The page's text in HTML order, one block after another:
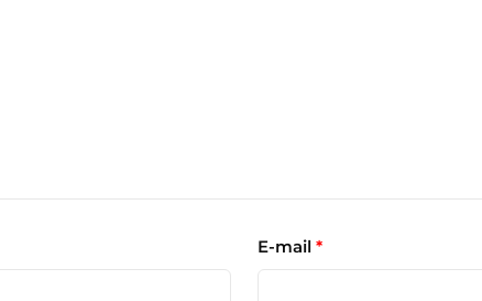
E-mail *